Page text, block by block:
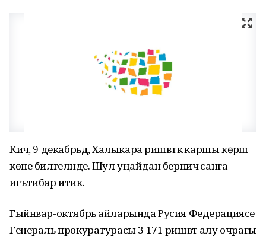
Кичә, 9 декабрьдә, Халыкара ришвәткә каршы көрәш
көне билгеләнде. Шул уңайдан берничә санга
игътибар итик.
Гыйнвар-октябрь айларында Русия Федерациясе
Генераль прокуратурасы 3 171 ришвәт алу очрагы